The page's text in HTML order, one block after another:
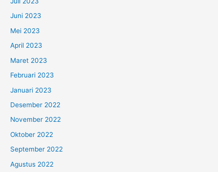
Juni 2023
Mei 2023
April 2023
Maret 2023
Februari 2023
Januari 2023
Desember 2022
November 2022
Oktober 2022
September 2022
Agustus 2022